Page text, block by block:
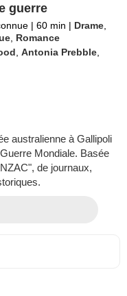
guerre
| 60 min | Drame
Romance
,Antonia Prebble
australienne à Gallipoli
Mondiale. Basée
de journaux,